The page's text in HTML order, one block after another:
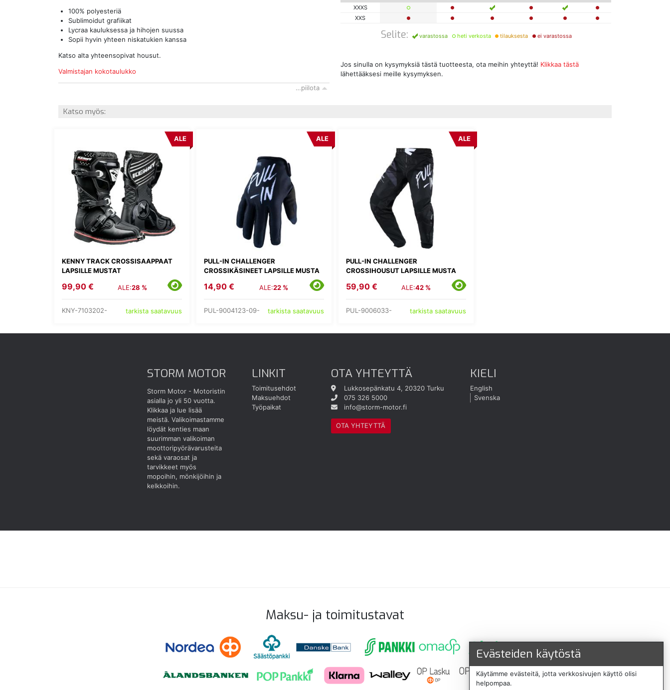
XXXS
XXS
Selite: varastossa heti verkosta tilauksesta ei varastossa
Jos sinulla on kysymyksiä tästä tuotteesta, ota meihin yhteyttä! Klikkaa tästä
lähettääksesi meille kysymyksen.
100% polyesteriä
Sublimoidut grafiikat
Lycraa kauluksessa ja hihojen suussa
Sopii hyvin yhteen niskatukien kanssa
Katso alta yhteensopivat housut.
Valmistajan kokotaulukko
…piilota
Katso myös:
KENNY TRACK CROSSISAAPPAAT
LAPSILLE MUSTAT
ALE
99,90 € ALE:28 %
KNY-7103202- tarkista saatavuus
PULL-IN CHALLENGER
CROSSIKÄSINEET LAPSILLE MUSTA
ALE
14,90 € ALE:22 %
PUL-9004123-09- tarkista saatavuus
PULL-IN CHALLENGER
CROSSIHOUSUT LAPSILLE MUSTA
ALE
59,90 € ALE:42 %
PUL-9006033- tarkista saatavuus
STORM MOTOR
Storm Motor - Motoristin
asialla jo yli 50 vuotta.
Klikkaa ja lue lisää
meistä. Valikoimastamme
löydät kenties maan
suurimman valikoiman
moottoripyörävarusteita
sekä varaosat ja
tarvikkeet myös
mopoihin, mönkijöihin ja
kelkkoihin.
LINKIT
Toimitusehdot
Maksuehdot
Työpaikat
OTA YHTEYTTÄ
Lukkosepänkatu 4, 20320 Turku
075 326 5000
info@storm-motor.fi
OTA YHTEYTTÄ
KIELI
English
Svenska
Maksu- ja toimitustavat
Evästeiden käytöstä
Käytämme evästeitä, jotta verkkosivujen käyttö olisi
helpompaa.